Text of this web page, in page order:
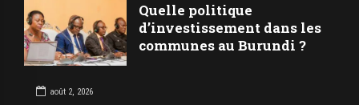
Quelle politique
d’investissement dans les
communes au Burundi ?
août 2, 2026